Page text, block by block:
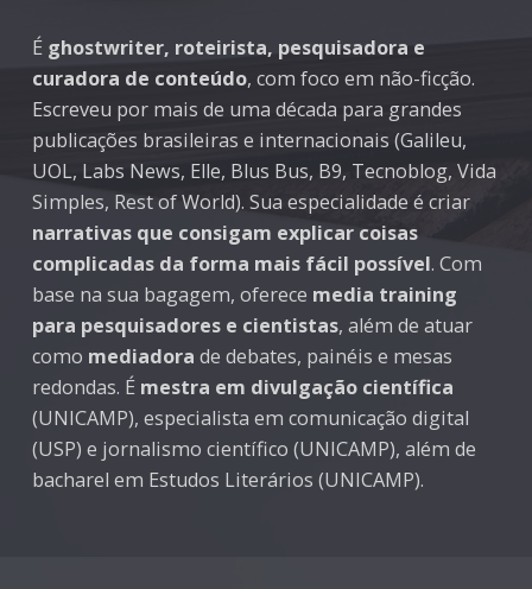
É ghostwriter, roteirista, pesquisadora e
curadora de conteúdo, com foco em não-ficção.
Escreveu por mais de uma década para grandes
publicações brasileiras e internacionais (Galileu,
UOL, Labs News, Elle, Blus Bus, B9, Tecnoblog, Vida
Simples, Rest of World). Sua especialidade é criar
narrativas que consigam explicar coisas
complicadas da forma mais fácil possível. Com
base na sua bagagem, oferece media training
para pesquisadores e cientistas, além de atuar
como mediadora de debates, painéis e mesas
redondas. É mestra em divulgação científica
(UNICAMP), especialista em comunicação digital
(USP) e jornalismo científico (UNICAMP), além de
bacharel em Estudos Literários (UNICAMP).